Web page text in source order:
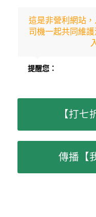
這是非營利網站
司機一起共同維
提醒您：
【打七
傳播【